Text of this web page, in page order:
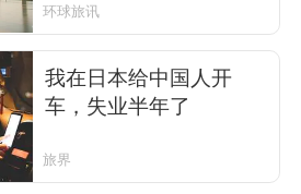
环球旅讯
我在日本给中国人开
车，失业半年了
旅界